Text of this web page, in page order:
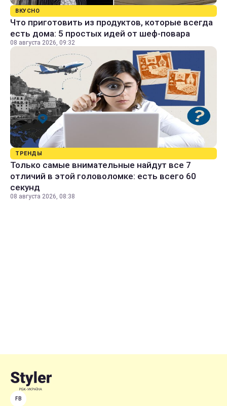
ВКУСНО
Что приготовить из продуктов, которые всегда
есть дома: 5 простых идей от шеф-повара
08 августа 2026, 09:32
ТРЕНДЫ
Только самые внимательные найдут все 7
отличий в этой головоломке: есть всего 60
секунд
08 августа 2026, 08:38
FB